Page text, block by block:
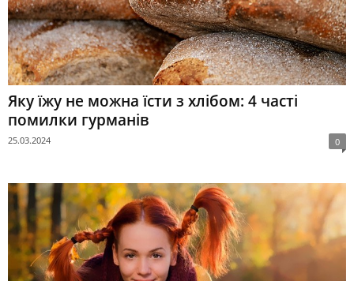
Яку їжу не можна їсти з хлібом: 4 часті
помилки гурманів
25.03.2024 0